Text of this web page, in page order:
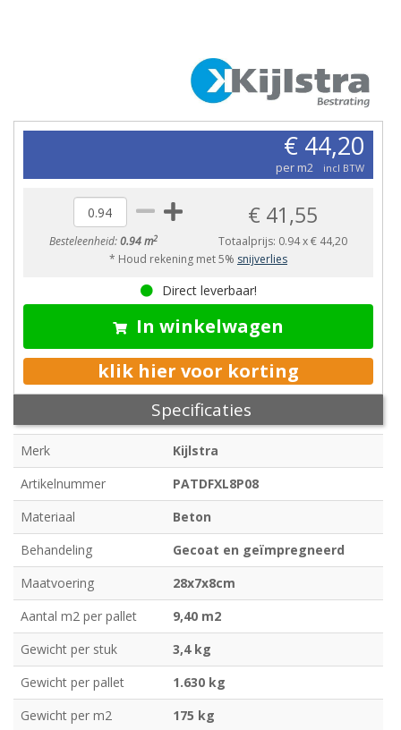
€ 44,20
per m2 incl BTW
Besteleenheid:0.94 m2
€ 41,55
Totaalprijs: 0.94x€ 44,20
* Houd rekening met 5% snijverlies
Direct leverbaar!
In winkelwagen
klik hier voor korting
Specificaties
Merk
Kijlstra
Artikelnummer
PATDFXL8P08
Materiaal
Beton
Behandeling
Gecoat en geïmpregneerd
Maatvoering
28x7x8cm
Aantal m2 per pallet
9,40 m2
Gewicht per stuk
3,4 kg
Gewicht per pallet
1.630 kg
Gewicht per m2
175 kg